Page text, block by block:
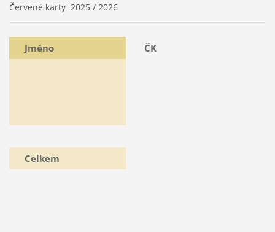
Červené karty 2025 / 2026
Jméno ČK
Celkem